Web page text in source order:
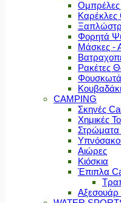
Φορητά
Μάσκες -
Ρακέτες
Φουσκωτά
CAMPING
Σκηνές
Χημικές
Αιώρες
Κιόσκια
Έπιπλα